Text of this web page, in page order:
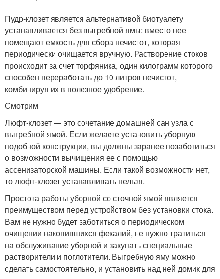
Пудр-клозет является альтернативой биотуалету
устанавливается без выгребной ямы: вместо нее
помещают емкость для сбора нечистот, которая
периодически очищается вручную. Растворение стоков
происходит за счет торфяника, один килограмм которого
способен переработать до 10 литров нечистот,
комбинируя их в полезное удобрение.
Смотрим
Люфт-клозет — это сочетание домашней сан узла с
выгребной ямой. Если желаете установить уборную
подобной конструкции, вы должны заранее позаботиться
о возможности вычищения ее с помощью
ассенизаторской машины. Если такой возможности нет,
то люфт-клозет устанавливать нельзя.
Простота работы уборной со сточной ямой является
преимуществом перед устройством без установки стока.
Вам не нужно будет заботиться о периодическом
очищении накопившихся фекалий, не нужно тратиться
на обслуживание уборной и закупать специальные
растворители и поглотители. Выгребную яму можно
сделать самостоятельно, и установить над ней домик для